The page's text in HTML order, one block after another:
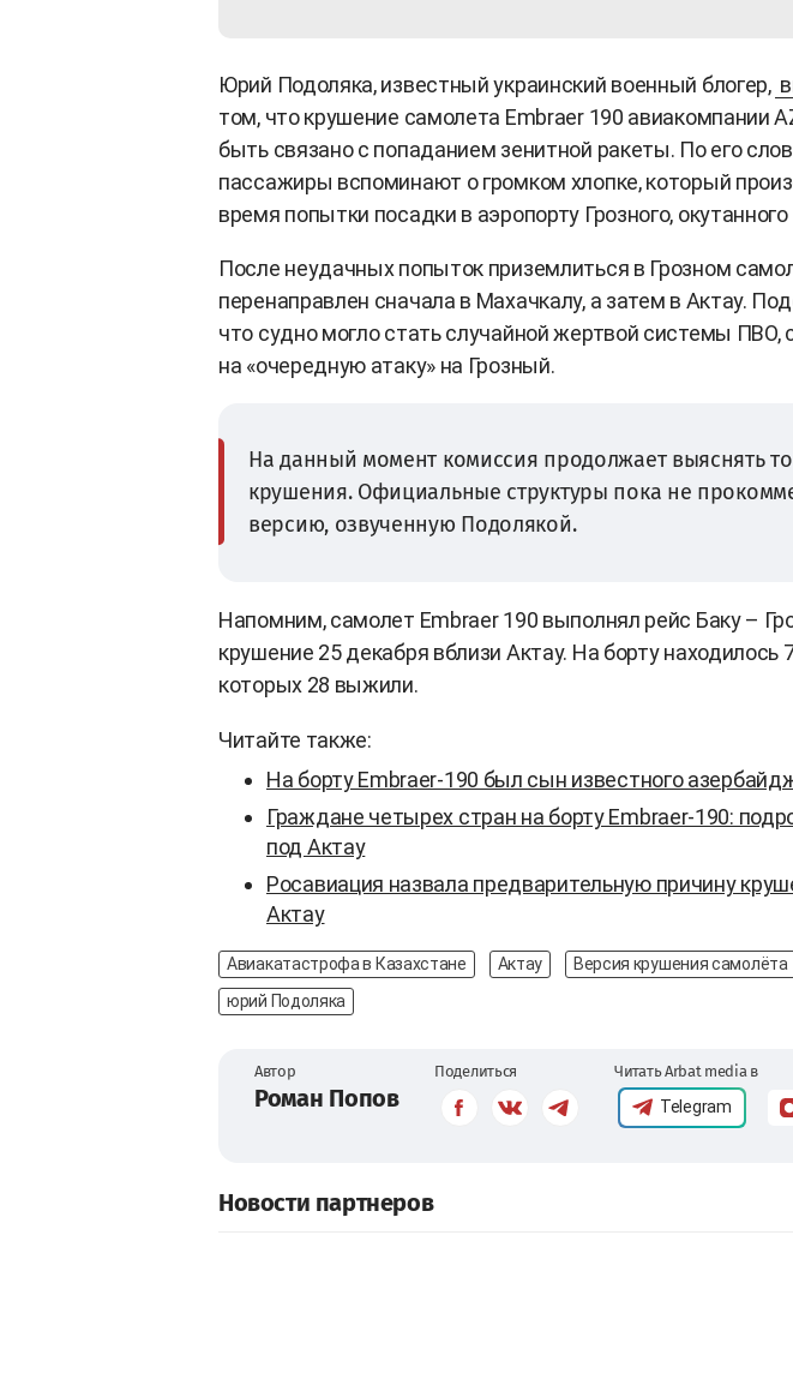
Юрий Подоляка, известный украинский военный блогер,
том, что крушение самолета Embraer 190 авиакомпании
быть связано с попаданием зенитной ракеты. По его
пассажиры вспоминают о громком хлопке, который
время попытки посадки в аэропорту Грозного,
После неудачных попыток приземлиться в Грозном
перенаправлен сначала в Махачкалу, а затем в Актау.
что судно могло стать случайной жертвой системы ПВО,
на «очередную атаку» на Грозный.
На данный момент комиссия продолжает выяснять
крушения. Официальные структуры пока не
версию, озвученную Подолякой.
Напомним, самолет Embraer 190 выполнял рейс Баку –
крушение 25 декабря вблизи Актау. На борту находилось
которых 28 выжили.
Читайте также:
На борту Embraer-190 был сын известного
Граждане четырех стран на борту Embraer-190:
под Актау
Росавиация назвала предварительную причину
Актау
Авиакатастрофа в Казахстане Актау Версия крушения самолёта
юрий Подоляка
Автор
Роман Попов
Поделиться Читать Arbat media в
Telegram
Новости партнеров